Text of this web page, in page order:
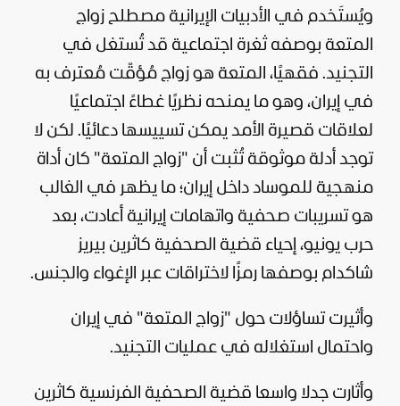
ويُستَخدم في الأدبيات الإيرانية مصطلح زواج
المتعة بوصفه ثغرة اجتماعية قد تُستغل في
التجنيد. فقهيًا، المتعة هو زواج مُؤقّت مُعترف به
في إيران، وهو ما يمنحه نظريًا غطاءً اجتماعيًا
لعلاقات قصيرة الأمد يمكن تسييسها دعائيًا. لكن لا
توجد أدلة موثوقة تُثبت أن "زواج المتعة" كان أداة
منهجية للموساد داخل إيران؛ ما يظهر في الغالب
هو تسريبات صحفية واتهامات إيرانية أعادت، بعد
حرب يونيو، إحياء قضية الصحفية كاثرين بيريز
شاكدام بوصفها رمزًا لاختراقات عبر الإغواء والجنس.
وأثيرت تساؤلات حول "زواج المتعة" في إيران
واحتمال استغلاله في عمليات التجنيد.
وأثارت جدلا واسعا قضية الصحفية الفرنسية كاثرين